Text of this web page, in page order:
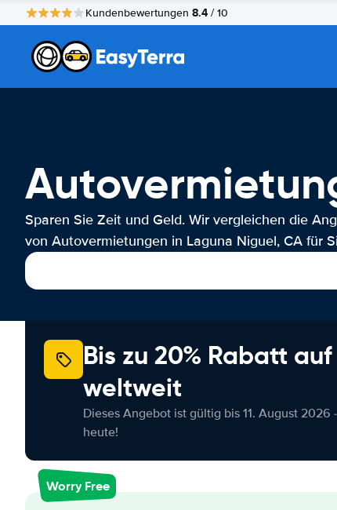
Kundenbewertungen 8.4 / 10
Sparen Sie Zeit und Geld. Wir vergleichen die
von Autovermietungen in Laguna Niguel, CA für
Bis zu 20% Rabatt
weltweit
Dieses Angebot ist gültig bis 11. August 2026
heute!
Worry Free